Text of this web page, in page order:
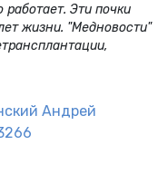
Эти почки
жизни. "Медновости"
Андрей